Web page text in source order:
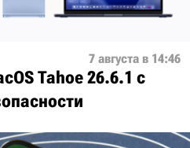
7 августа в 14:46
Tahoe 26.6.1 с